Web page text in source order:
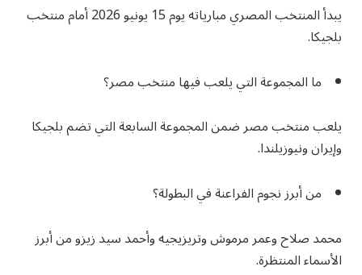
يبدأ المنتخب المصري مبارياته يوم 15 يونيو 2026 أمام منتخب
بلجيكا.
ما المجموعة التي يلعب فيها منتخب مصر؟
يلعب منتخب مصر ضمن المجموعة السابعة التي تضم بلجيكا
وإيران ونيوزيلندا.
من أبرز نجوم الفراعنة في البطولة؟
محمد صلاح وعمر مرموش وتريزيجيه وأحمد سيد زيزو من أبرز
الأسماء المنتظرة.